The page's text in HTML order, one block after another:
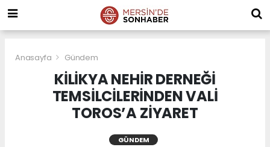
Anasayfa Gündem
KİLİKYA NEHİR DERNEĞİ
TEMSİLCİLERİNDEN VALİ
TOROS’A ZİYARET
GÜNDEM